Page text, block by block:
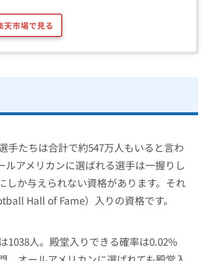
天市場で見る
手たちは合計で約547万人もいると言わ
アメリカンに選ばれる選手は一握りし
しか与えられない資格があります。それ
Hall of Fame）入りの資格です。
1038人。殿堂入りできる確率は0.02%